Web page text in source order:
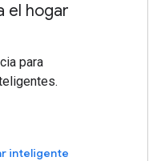
el hogar
para
inteligente